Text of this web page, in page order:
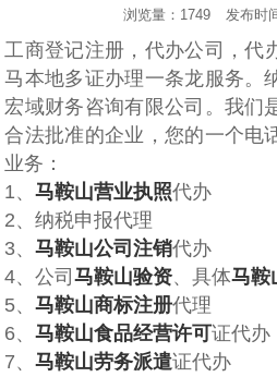
浏览量：1749 发布时
工商登记注册，代‌‌‌‌办公司，代
马本地多证办理一条龙服务。
宏域财务咨询有限公司。我们
合法批准的企业，您的一个电
业务：
1、马鞍山营业执照代办
2、纳税申报代理
3、马鞍山公司注销代办
4、公司马鞍山验资、具体马鞍
5、马鞍山商标注册代理
6、马鞍山食品经营许可证代办
7、马鞍山劳务派遣证代办